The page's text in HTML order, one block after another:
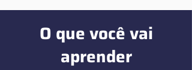
O que você vai
aprender